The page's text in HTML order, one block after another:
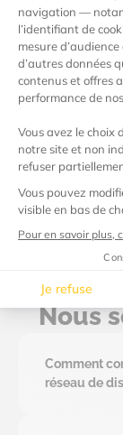
27%
solaire,
Nous
Comment
réseau de